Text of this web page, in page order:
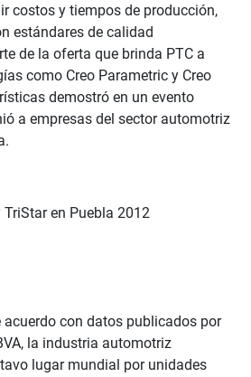
costos y tiempos de producción,
estándares de calidad
de la oferta que brinda PTC a
como Creo Parametric y Creo
demostró en un evento
a empresas del sector automotriz
acuerdo con datos publicados por
la industria automotriz
lugar mundial por unidades